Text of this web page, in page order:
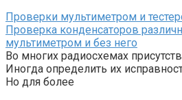
Проверки мультиметром и
Проверка конденсаторов
мультиметром и без него
Во многих радиосхемах
Иногда определить их
Но для более